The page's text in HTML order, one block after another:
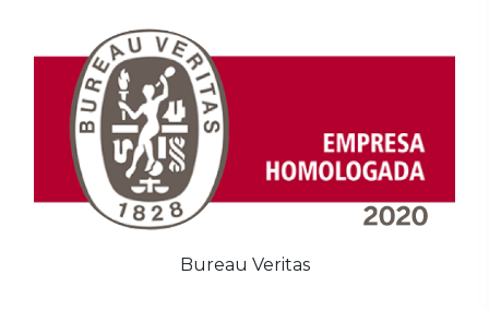
Bureau Veritas